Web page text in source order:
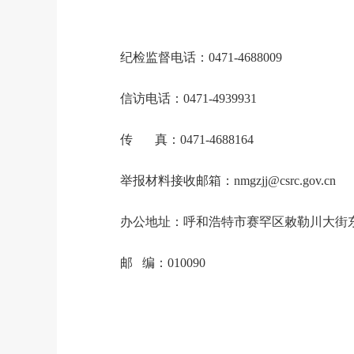
纪检监督电话： 0471-4688009
信访电话： 0471-4939931
传 真： 0471-4688164
举报材料接收邮箱： nmgzjj@csrc.gov.cn
办公地址：呼和浩特市赛罕区敕勒川大街
邮 编：010090